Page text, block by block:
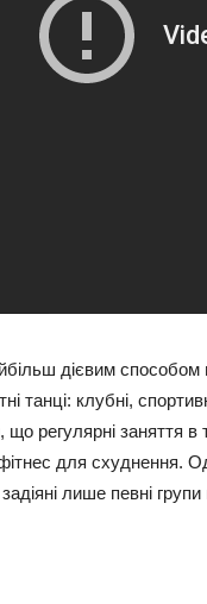
дієвим способом
танці: клубні,
регулярні заняття в
для схуднення.
лише певні